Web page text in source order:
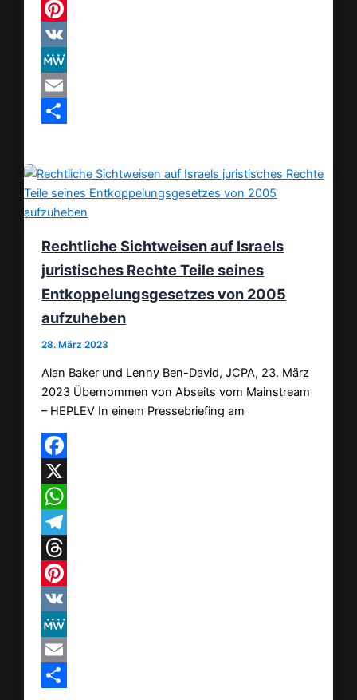
Threads
Pinterest
VK
MeWe
Email
Rechtliche Sichtweisen auf Israels
juristisches Rechte Teile seines
Entkoppelungsgesetzes von 2005
aufzuheben
28. März 2023
Alan Baker und Lenny Ben-David, JCPA, 23. März
2023 Übernommen von Abseits vom Mainstream
– HEPLEV In einem Pressebriefing am
Facebook
X
WhatsApp
Telegram
Threads
Pinterest
VK
MeWe
Email